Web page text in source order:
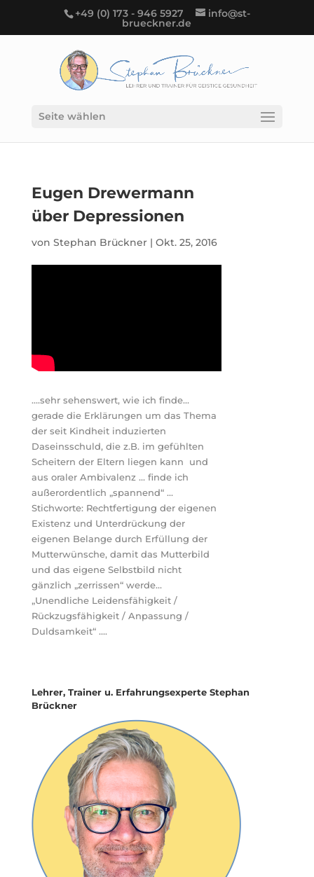
+49 (0) 173 - 946 5927 info@st-
brueckner.de
Seite wählen
Eugen Drewermann
über Depressionen
von Stephan Brückner| Okt. 25, 2016
….sehr sehenswert, wie ich finde…
gerade die Erklärungen um das Thema
der seit Kindheit induzierten
Daseinsschuld, die z.B. im gefühlten
Scheitern der Eltern liegen kann und
aus oraler Ambivalenz … finde ich
außerordentlich „spannend“ …
Stichworte: Rechtfertigung der eigenen
Existenz und Unterdrückung der
eigenen Belange durch Erfüllung der
Mutterwünsche, damit das Mutterbild
und das eigene Selbstbild nicht
gänzlich „zerrissen“ werde…
„Unendliche Leidensfähigkeit /
Rückzugsfähigkeit / Anpassung /
Duldsamkeit“ ….
Lehrer, Trainer u. Erfahrungsexperte Stephan
Brückner